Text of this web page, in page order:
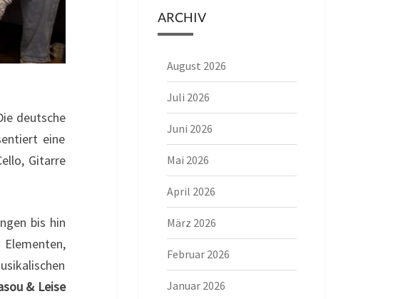
deutsche
eine
Gitarre
bis hin
& Leise
ARCHIV
August 2026
Juli 2026
Juni 2026
Mai 2026
April 2026
März 2026
Februar 2026
Januar 2026